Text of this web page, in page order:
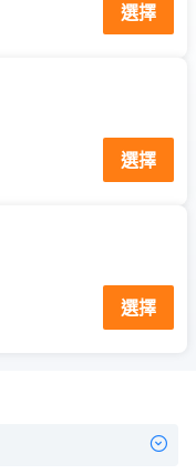
選擇
選擇
選擇